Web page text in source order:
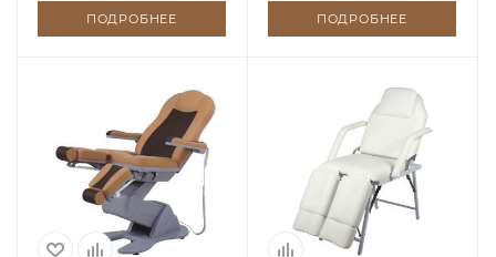
ПОДРОБНЕЕ ПОДРОБНЕЕ